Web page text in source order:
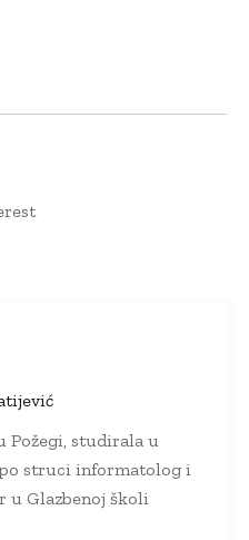
Požegi, studirala u
struci informatolog i
u Glazbenoj školi